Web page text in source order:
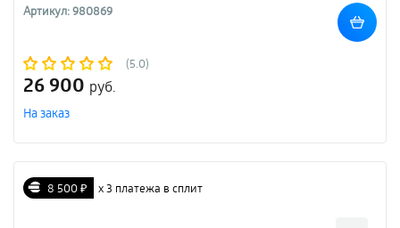
Артикул: 980869
(5.0)
26 900 руб.
На заказ
8 500 ₽ х 3 платежа в сплит